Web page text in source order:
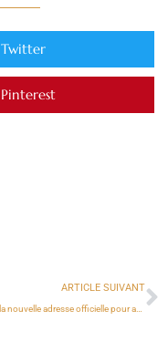
Twitter
Pinterest
ARTICLE SUIVANT
Noprak : la nouvelle adresse officielle pour accéder au site en 2025